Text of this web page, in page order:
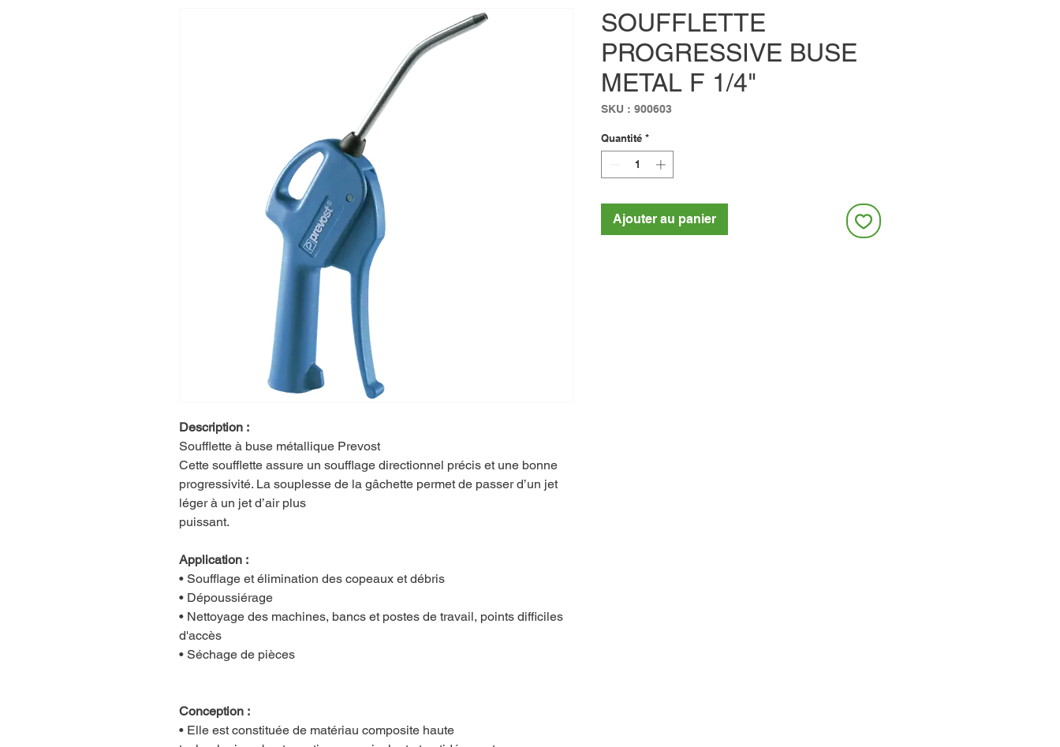
Description :
Soufflette à buse métallique Prevost
Cette soufflette assure un soufflage directionnel précis et une bonne
progressivité. La souplesse de la gâchette permet de passer d’un jet
léger à un jet d’air plus
puissant.
Application :
• Soufflage et élimination des copeaux et débris
• Dépoussiérage
• Nettoyage des machines, bancs et postes de travail, points difficiles
d'accès
• Séchage de pièces
Conception :
• Elle est constituée de matériau composite haute
SOUFFLETTE
PROGRESSIVE BUSE
METAL F 1/4"
SKU : 900603
Quantité *
Ajouter au panier